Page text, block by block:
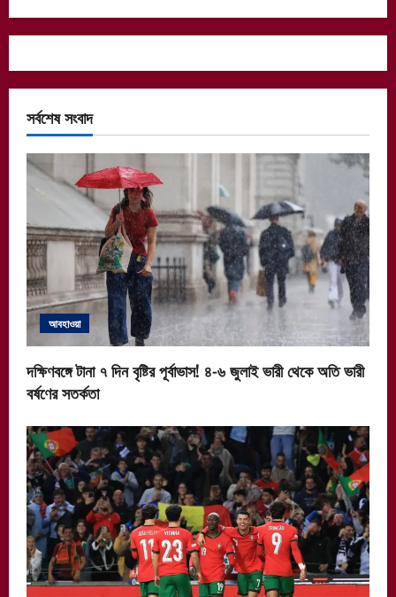
সর্বশেষ সংবাদ
আবহাওয়া
দক্ষিণবঙ্গে টানা ৭ দিন বৃষ্টির পূর্বাভাস! ৪-৬ জুলাই ভারী থেকে অতি ভারী
বর্ষণের সতর্কতা